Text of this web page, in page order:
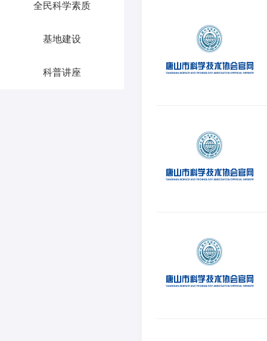
全民科学素质
基地建设
科普讲座